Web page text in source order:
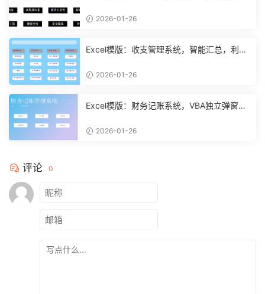
2026-01-26
Excel模版：收支管理系统，智能汇总，利润
2026-01-26
Excel模版：财务记账系统，VBA独立弹窗，
2026-01-26
评论 0